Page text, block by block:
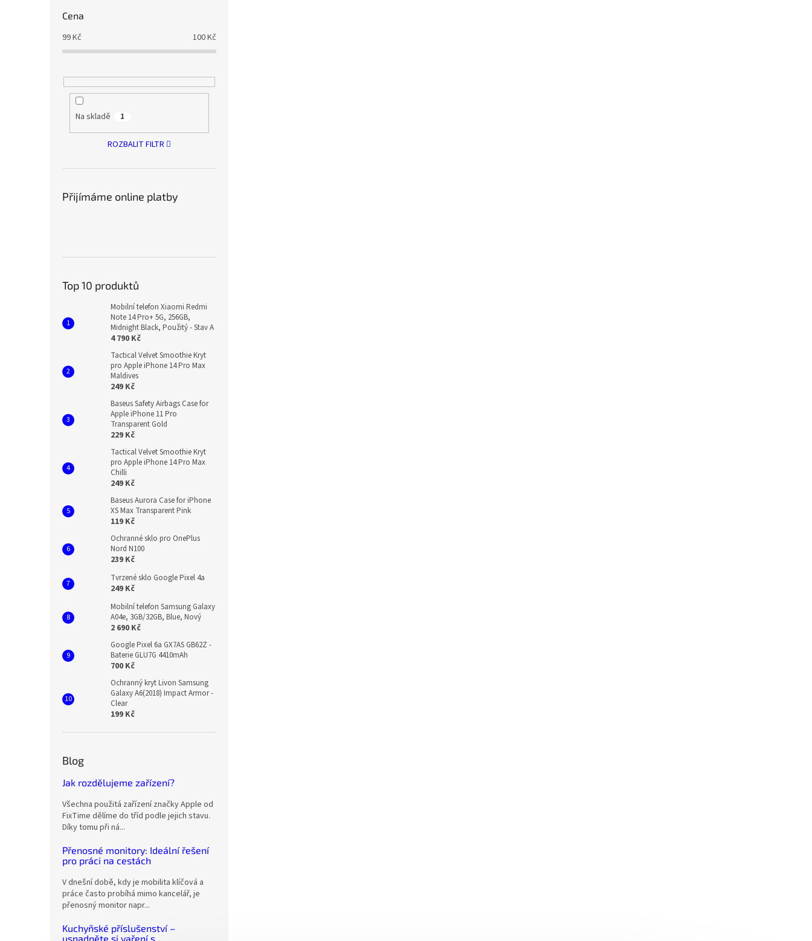
Cena
99Kč 100Kč
Na skladě 1
ROZBALIT FILTR
Přijímáme online platby
Top 10 produktů
Mobilní telefon Xiaomi Redmi
Note 14 Pro+ 5G, 256GB,
Midnight Black, Použitý - Stav A
4 790 Kč
Tactical Velvet Smoothie Kryt
pro Apple iPhone 14 Pro Max
Maldives
249 Kč
Baseus Safety Airbags Case for
Apple iPhone 11 Pro
Transparent Gold
229 Kč
Tactical Velvet Smoothie Kryt
pro Apple iPhone 14 Pro Max
Chilli
249 Kč
Baseus Aurora Case for iPhone
XS Max Transparent Pink
119 Kč
Ochranné sklo pro OnePlus
Nord N100
239 Kč
Tvrzené sklo Google Pixel 4a
249 Kč
Mobilní telefon Samsung Galaxy
A04e, 3GB/32GB, Blue, Nový
2 690 Kč
Google Pixel 6a GX7AS GB62Z -
Baterie GLU7G 4410mAh
700 Kč
Ochranný kryt Livon Samsung
Galaxy A6(2018) Impact Armor -
Clear
199 Kč
Blog
Jak rozdělujeme zařízení?
Všechna použitá zařízení značky Apple od
FixTime dělíme do tříd podle jejich stavu.
Díky tomu při ná...
Přenosné monitory: Ideální řešení
pro práci na cestách
V dnešní době, kdy je mobilita klíčová a
práce často probíhá mimo kancelář, je
přenosný monitor napr...
Kuchyňské příslušenství –
usnadněte si vaření s